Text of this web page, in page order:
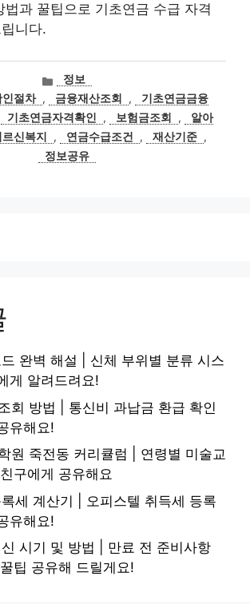
법과 꿀팁으로 기초연금 수급 자격
니다.
카
테
고
리
정보
인절차 , 금융재산조회 ,
기초연금금융
기초연금자격확인 , 보험금조회 ,
알아
르신복지 , 연금수급조건 , 재산기준 ,
정보공유
완벽 해설 | 신체 부위별 분류 시스
게 알려드려요!
회 방법 | 통신비 과납금 환급 확인
유해요!
원 죽전동 커리큘럼 | 연령별 미술교
구에게 공유해요
세 계산기 | 오피스텔 취득세 등록
유해요!
시기 및 방법 | 만료 전 준비사항
팁 공유해 드릴게요!